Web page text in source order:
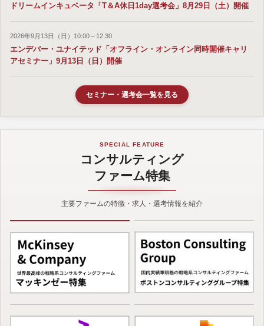
ドリームインキュベータ「T＆A休日1day選考会」8月29日（土）開催
2026年9月13日（日）10:00～12:30
エンデバー・ユナイテッド「オフライン・オンライン同時開催キャリ
アセミナー」9月13日（日）開催
セミナー・選考会一覧を見る
SPECIAL FEATURE
コンサルティング
ファーム特集
主要ファームの特徴・求人・選考情報を紹介